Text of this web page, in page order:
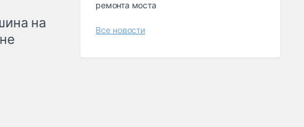
на
ремонта моста
Все новости